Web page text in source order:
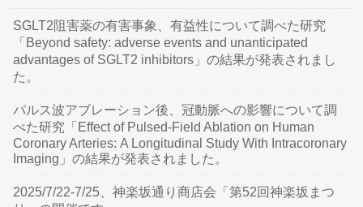
SGLT2阻害薬の有害事象、有益性について調べた研究
「Beyond safety: adverse events and unanticipated
advantages of SGLT2 inhibitors」の結果が発表されまし
た。
パルス波アブレーション後、冠動脈への影響について調
べた研究「Effect of Pulsed-Field Ablation on Human
Coronary Arteries: A Longitudinal Study With Intracoronary
Imaging」の結果が発表されました。
2025/7/22-7/25、神楽坂通り商店会「第52回神楽坂まつ